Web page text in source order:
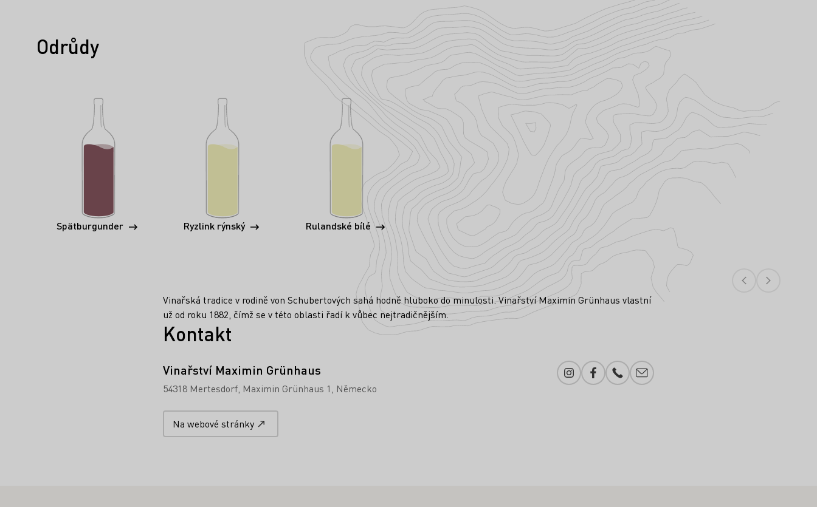
Odrůdy
Spätburgunder Ryzlink rýnský Rulandské bílé
Vinařská tradice v rodině von Schubertových sahá hodně hluboko do minulosti. Vinařství Maximin Grünhaus vlastní
už od roku 1882, čímž se v této oblasti řadí k vůbec nejtradičnějším.
Kontakt
Vinařství Maximin Grünhaus
54318 Mertesdorf Maximin Grünhaus 1 Německo
InstagramFacebookTelefonní číslo
Přidání e-mailu
Na webové stránky